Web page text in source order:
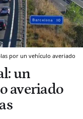
por un vehículo averiado
un
averiado